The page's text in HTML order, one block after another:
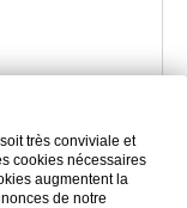
très conviviale et
cookies nécessaires
augmentent la
de notre